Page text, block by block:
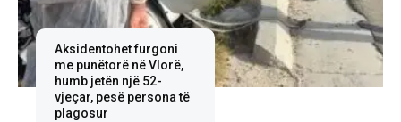
Aksidentohet furgoni
me punëtorë në Vlorë,
humb jetën një 52-
vjeçar, pesë persona të
plagosur